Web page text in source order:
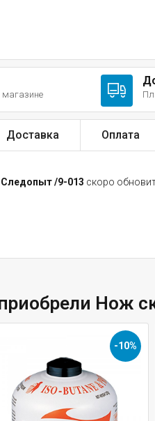
Доставка Оплата
/9-013 скоро
Нож
-10%